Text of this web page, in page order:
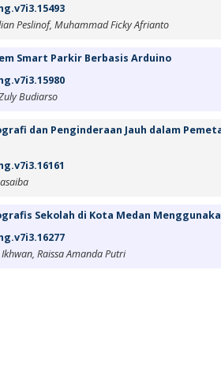
Peslinof, Muhammad Ficky Afrianto
Smart Parkir Berbasis Arduino
Budiarso
dan Penginderaan Jauh dalam
Sekolah di Kota Medan
Raissa Amanda Putri